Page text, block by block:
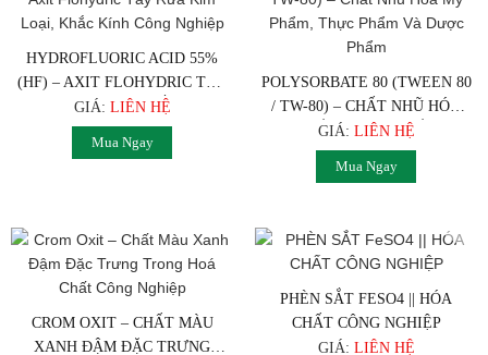
HYDROFLUORIC ACID 55%
(HF) – AXIT FLOHYDRIC TẨY
RỬA KIM LOẠI, KHẮC KÍNH
CÔNG NGHIỆP
GIÁ: LIÊN HỆ
Mua Ngay
POLYSORBATE 80 (TWEEN 80
/ TW-80) – CHẤT NHŨ HÓA
MỸ PHẨM, THỰC PHẨM VÀ
DƯỢC PHẨM
GIÁ: LIÊN HỆ
Mua Ngay
CROM OXIT – CHẤT MÀU
XANH ĐẬM ĐẶC TRƯNG
PHÈN SẮT FESO4 || HÓA
CHẤT CÔNG NGHIỆP
GIÁ: LIÊN HỆ